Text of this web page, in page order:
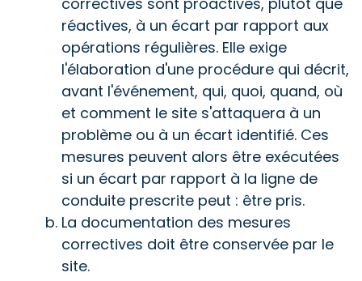
réactives, à un écart par rapport aux
opérations régulières. Elle exige
l'élaboration d'une procédure qui décrit,
avant l'événement, qui, quoi, quand, où
et comment le site s'attaquera à un
problème ou à un écart identifié. Ces
mesures peuvent alors être exécutées
si un écart par rapport à la ligne de
conduite prescrite peut : être pris.
La documentation des mesures
correctives doit être conservée par le
site.